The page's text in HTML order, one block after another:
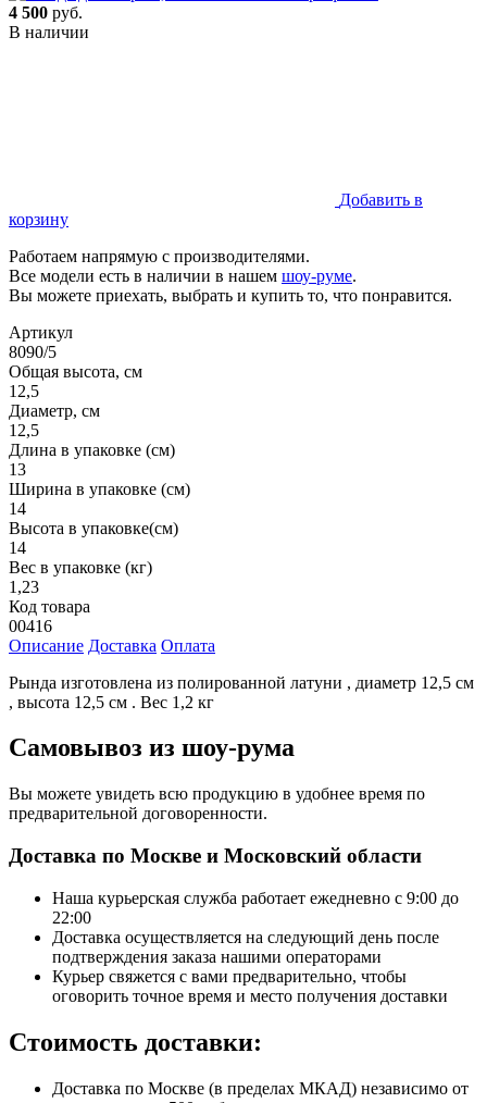
4 500 руб.
В наличии
Добавить в
корзину
Работаем напрямую с производителями.
Все модели есть в наличии в нашем шоу-руме.
Вы можете приехать, выбрать и купить то, что понравится.
Артикул
8090/5
Общая высота, см
12,5
Диаметр, см
12,5
Длина в упаковке (см)
13
Ширина в упаковке (см)
14
Высота в упаковке(см)
14
Вес в упаковке (кг)
1,23
Код товара
00416
Описание Доставка Оплата
Рында изготовлена из полированной латуни , диаметр 12,5 см
, высота 12,5 см . Вес 1,2 кг
Самовывоз из шоу-рума
Вы можете увидеть всю продукцию в удобнее время по
предварительной договоренности.
Доставка по Москве и Московский области
Наша курьерская служба работает ежедневно с 9:00 до
22:00
Доставка осуществляется на следующий день после
подтверждения заказа нашими операторами
Курьер свяжется с вами предварительно, чтобы
оговорить точное время и место получения доставки
Стоимость доставки:
Доставка по Москве (в пределах МКАД) независимо от